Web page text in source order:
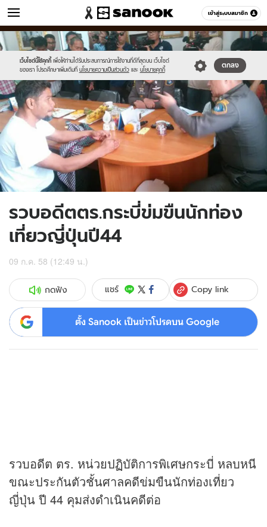
เข้าสู่ระบบสมาชิก
ข่าว หมวดอื่นๆ
เว็บไซต์นี้ใช้คุกกี้ เพื่อให้ท่านได้รับประสบการณ์การใช้งานที่ดีที่สุดบน เว็บไซต์
ของเรา โปรดศึกษาเพิ่มเติมที่ นโยบายความเป็นส่วนตัว และ นโยบายคุกกี้
ตกลง
Sanook
//s.isanook.com/sr/0/images/logo-
new-
sanook.png
600
60
//s.isanook.com/ns/0/ud/365/1826731/630699-
01.jpg
รวบอดีตตร.กระบี่ข่มขืนนักท่อง
เที่ยวญี่ปุ่นปี44
09 ก.ค. 58 (12:49 น.)
กดฟัง แชร์ Copy link
ตั้ง Sanook เป็นข่าวโปรดบน Google
รวบอดีต ตร. หน่วยปฏิบัติการพิเศษกระบี่ หลบหนี
ขณะประกันตัวชั้นศาลคดีข่มขืนนักท่องเที่ยว
ญี่ปุ่น ปี 44 คุมส่งดำเนินคดีต่อ